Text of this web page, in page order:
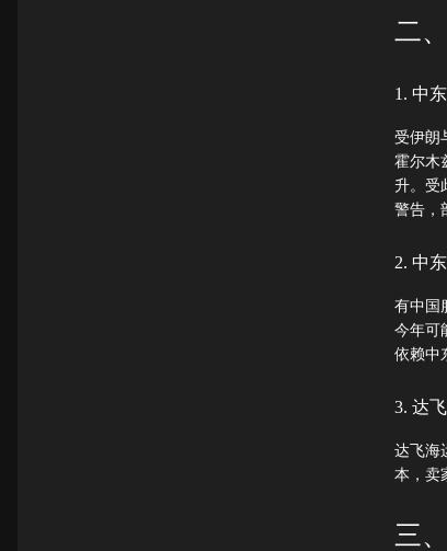
二
1. 中
受伊朗
霍尔木
升。受
警告，
2. 中
有中国
今年可
依赖中
3. 达
达飞海
本，卖
三